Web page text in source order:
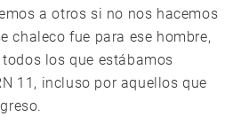
a otros si no nos hacemos
chaleco fue para ese hombre,
los que estábamos
11, incluso por aquellos que